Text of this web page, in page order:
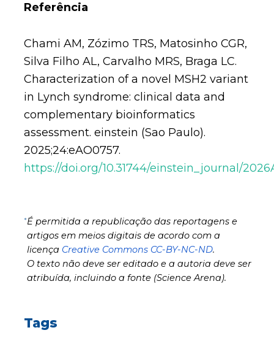
Referência
Chami AM, Zózimo TRS, Matosinho CGR,
Silva Filho AL, Carvalho MRS, Braga LC.
Characterization of a novel MSH2 variant
in Lynch syndrome: clinical data and
complementary bioinformatics
assessment. einstein (Sao Paulo).
2025;24:eAO0757.
https://doi.org/10.31744/einstein_journal/
*É permitida a republicação das reportagens e
artigos em meios digitais de acordo com a
licença Creative Commons CC-BY-NC-ND.
O texto não deve ser editado e a autoria deve ser
atribuída, incluindo a fonte (Science Arena).
Tags